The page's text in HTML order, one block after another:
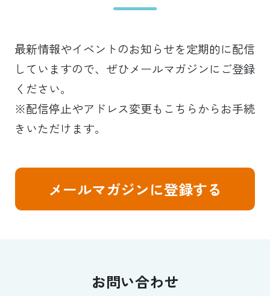
最新情報やイベントのお知らせを定期的に配信
していますので、ぜひメールマガジンにご登録
ください。
※配信停止やアドレス変更もこちらからお手続
きいただけます。
メールマガジンに登録する
お問い合わせ